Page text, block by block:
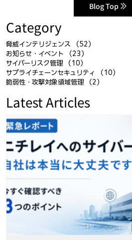
Blog Top
Category
脅威インテリジェンス （52）
お知らせ・イベント
（23）
サイバーリスク管理
（10）
サプライチェーンセキュリティ
（10）
脆弱性・攻撃対象領域管理
（2）
Latest Articles